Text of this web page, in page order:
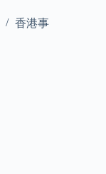
香港事